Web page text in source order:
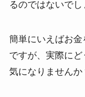
るのではないでし
簡単にいえばお
ですが、実際に
気になりませんか